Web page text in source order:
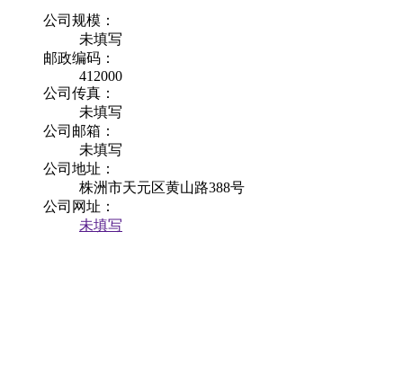
公司规模：
未填写
邮政编码：
412000
公司传真：
未填写
公司邮箱：
未填写
公司地址：
株洲市天元区黄山路388号
公司网址：
未填写